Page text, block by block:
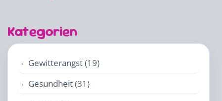
Kategorien
Gewitterangst (19)
Gesundheit (31)